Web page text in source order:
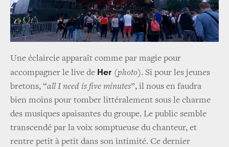
Une éclaircie apparaît comme par magie pour
accompagner le live de Her (photo). Si pour les jeunes
bretons, “all I need is five minutes”, il nous en faudra
bien moins pour tomber littéralement sous le charme
des musiques apaisantes du groupe. Le public semble
transcendé par la voix somptueuse du chanteur, et
rentre petit à petit dans son intimité. Ce dernier